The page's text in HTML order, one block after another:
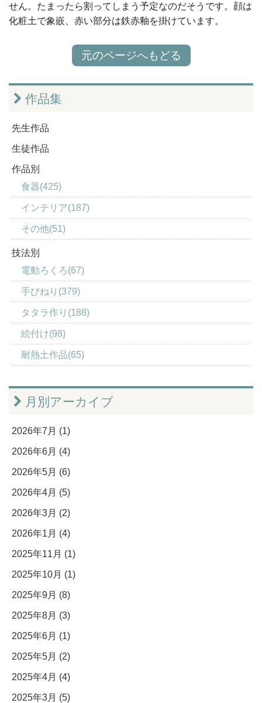
せん。たまったら割ってしまう予定なのだそうです。顔は
化粧土で象嵌、赤い部分は鉄赤釉を掛けています。
元のページへもどる
作品集
先生作品
生徒作品
作品別
食器(425)
インテリア(187)
その他(51)
技法別
電動ろくろ(67)
手びねり(379)
タタラ作り(188)
絵付け(98)
耐熱土作品(65)
月別アーカイブ
2026年7月 (1)
2026年6月 (4)
2026年5月 (6)
2026年4月 (5)
2026年3月 (2)
2026年1月 (4)
2025年11月 (1)
2025年10月 (1)
2025年9月 (8)
2025年8月 (3)
2025年6月 (1)
2025年5月 (2)
2025年4月 (4)
2025年3月 (5)